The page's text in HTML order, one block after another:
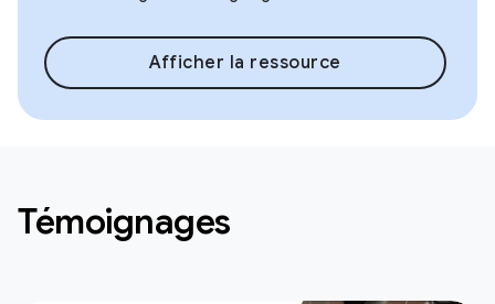
Afficher la ressource
Témoignages